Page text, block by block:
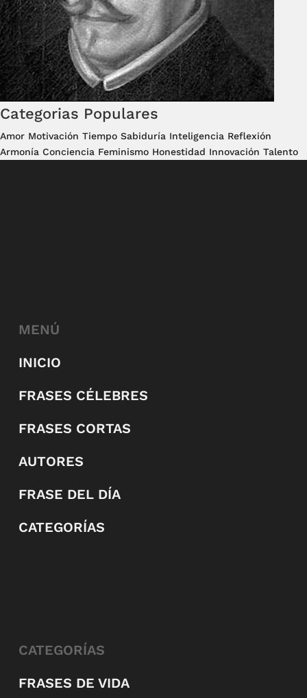
Categorias Populares
Amor Motivación Tiempo Sabiduría Inteligencia Reflexión
Armonía Conciencia Feminismo Honestidad Innovación Talento
MENÚ
INICIO
FRASES CÉLEBRES
FRASES CORTAS
AUTORES
FRASE DEL DÍA
CATEGORÍAS
CATEGORÍAS
FRASES DE VIDA